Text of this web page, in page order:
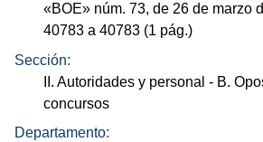
«BOE» núm. 73, de 26 de marzo
40783 a 40783 (1 pág.)
Sección:
II. Autoridades y personal - B.
concursos
Departamento: